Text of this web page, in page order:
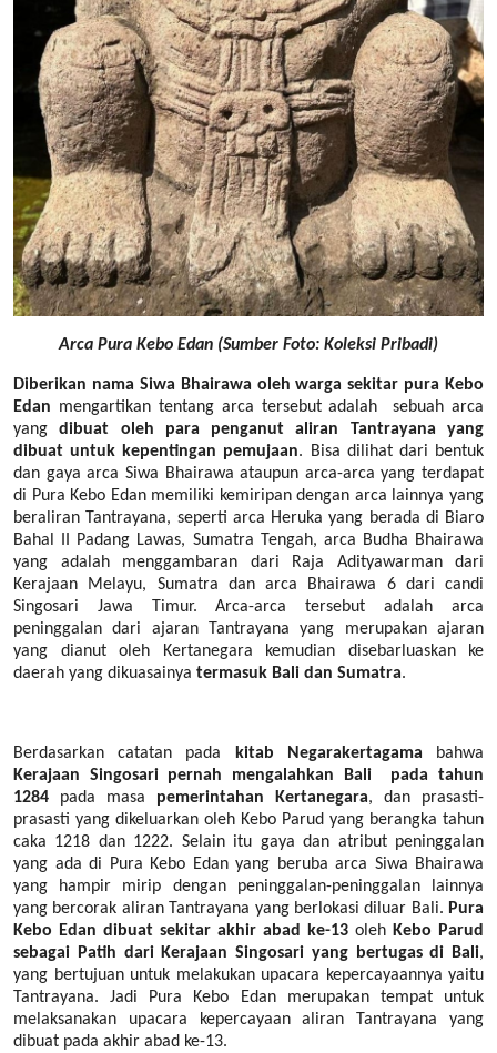
Arca Pura Kebo Edan (Sumber Foto: Koleksi Pribadi)
Diberikan nama Siwa Bhairawa oleh warga sekitar pura Kebo
Edan mengartikan tentang arca tersebut adalah
sebuah arca
yangdibuat oleh para penganut aliran Tantrayana yang
dibuat untuk kepentingan pemujaan. Bisa dilihat dari bentuk
dan gaya arca Siwa Bhairawa ataupun arca-arca yang terdapat
di Pura Kebo Edan memiliki kemiripan dengan arca lainnya yang
beraliran Tantrayana, seperti arca Heruka yang berada di Biaro
Bahal II Padang Lawas, Sumatra Tengah, arca Budha Bhairawa
yang adalah menggambaran dari Raja Adityawarman dari
Kerajaan Melayu, Sumatra dan arca Bhairawa 6 dari candi
Singosari Jawa Timur. Arca-arca tersebut adalah arca
peninggalan dari ajaran Tantrayana yang merupakan ajaran
yang dianut oleh Kertanegara kemudian disebarluaskan ke
daerah yang dikuasainya termasuk Bali dan Sumatra.
Berdasarkan catatan pada kitab Negarakertagama bahwa
Kerajaan Singosari pernah mengalahkan Bali
pada tahun
1284 pada masa pemerintahan Kertanegara, dan prasasti-
prasasti yang dikeluarkan oleh Kebo Parud yang berangka tahun
caka 1218 dan 1222. Selain itu gaya dan atribut peninggalan
yang ada di Pura Kebo Edan yang beruba arca Siwa Bhairawa
yang hampir mirip dengan peninggalan-peninggalan lainnya
yang bercorak aliran Tantrayana yang berlokasi diluar Bali. Pura
Kebo Edan dibuat sekitar akhir abad ke-13 oleh Kebo Parud
sebagai Patih dari Kerajaan Singosari yang bertugas di Bali,
yang bertujuan untuk melakukan upacara kepercayaannya yaitu
Tantrayana. Jadi Pura Kebo Edan merupakan tempat untuk
melaksanakan upacara kepercayaan aliran Tantrayana yang
dibuat pada akhir abad ke-13.